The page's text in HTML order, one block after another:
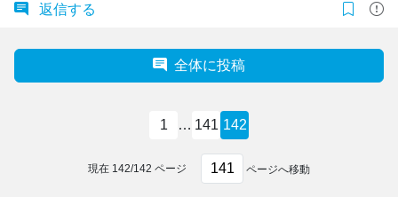
返信する
全体に投稿
1 … 141 142
現在 142/142 ページ ページへ移動